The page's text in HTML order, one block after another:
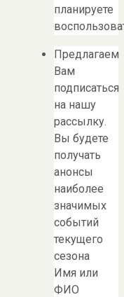
планируете
Предлагаем
Вам
подписаться
на нашу
рассылку.
Вы будете
получать
анонсы
наиболее
значимых
событий
текущего
сезона
Имя или
ФИО